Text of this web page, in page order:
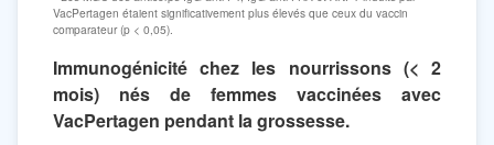
VacPertagen étaient significativement plus élevés que ceux du vaccin
comparateur (p < 0,05).
Immunogénicité chez les nourrissons (< 2
mois) nés de femmes vaccinées avec
VacPertagen pendant la grossesse.